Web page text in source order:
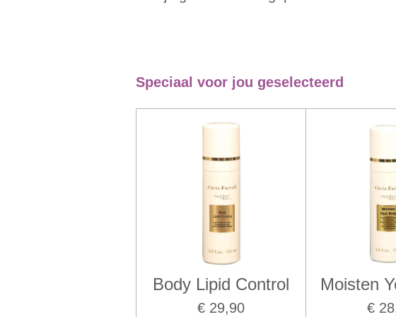
Speciaal voor jou geselecteerd
Body Lipid Control
€ 29,90
Moisten
€